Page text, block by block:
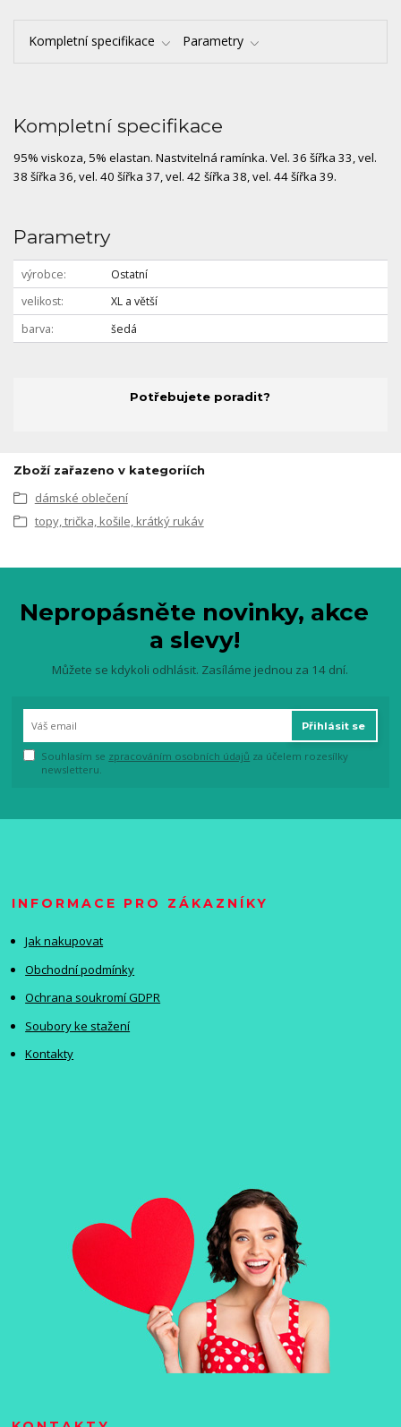
Kompletní specifikace Parametry
Kompletní specifikace
95% viskoza, 5% elastan. Nastvitelná ramínka. Vel. 36 šířka 33, vel.
38 šířka 36, vel. 40 šířka 37, vel. 42 šířka 38, vel. 44 šířka 39.
Parametry
výrobce
Ostatní
velikost
XL a větší
barva
šedá
Potřebujete poradit?
Zboží zařazeno v kategoriích
dámské oblečení
topy, trička, košile, krátký rukáv
Nepropásněte novinky, akce
a slevy!
Můžete se kdykoli odhlásit. Zasíláme jednou za 14 dní.
Přihlásit se
Souhlasím se zpracováním osobních údajů za účelem rozesílky
newsletteru.
INFORMACE PRO ZÁKAZNÍKY
Jak nakupovat
Obchodní podmínky
Ochrana soukromí GDPR
Soubory ke stažení
Kontakty